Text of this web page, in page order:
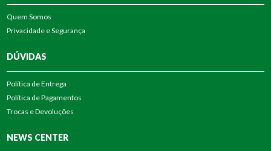
Quem Somos
Privacidade e Segurança
DÚVIDAS
Política de Entrega
Política de Pagamentos
Trocas e Devoluções
NEWS CENTER